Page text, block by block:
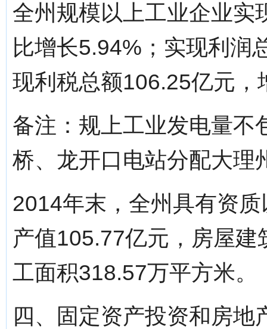
全州规模以上工业企业实
比增长5.94%；实现利润
现利税总额106.25亿元，
备注：规上工业发电量不
桥、龙开口电站分配大理
2014年末，全州具有资
产值105.77亿元，房屋
工面积318.57万平方米。
四、固定资产投资和房地